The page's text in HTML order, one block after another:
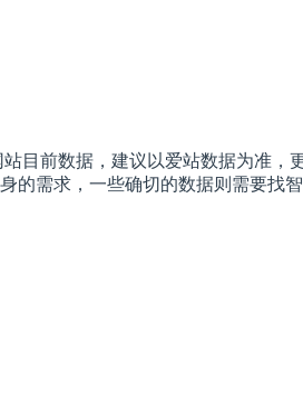
目前数据，建议以爱站数据为准，
的需求，一些确切的数据则需要找